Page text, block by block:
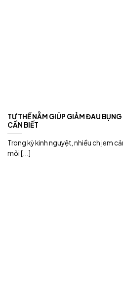
TƯ THẾ NẰM GIÚP GIẢM ĐAU
CẦN BIẾT
Trong kỳ kinh nguyệt, nhiều chị em
mỏi [...]